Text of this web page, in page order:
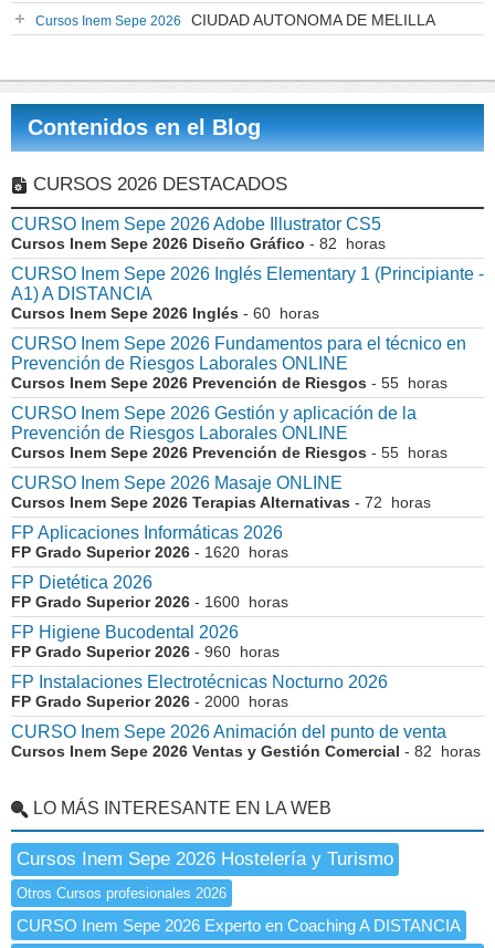
Cursos Inem Sepe 2026 CIUDAD AUTONOMA DE MELILLA
Contenidos en el Blog
CURSOS 2026 DESTACADOS
CURSO Inem Sepe 2026 Adobe Illustrator CS5
Cursos Inem Sepe 2026 Diseño Gráfico - 82 horas
CURSO Inem Sepe 2026 Inglés Elementary 1 (Principiante -
A1) A DISTANCIA
Cursos Inem Sepe 2026 Inglés - 60 horas
CURSO Inem Sepe 2026 Fundamentos para el técnico en
Prevención de Riesgos Laborales ONLINE
Cursos Inem Sepe 2026 Prevención de Riesgos - 55 horas
CURSO Inem Sepe 2026 Gestión y aplicación de la
Prevención de Riesgos Laborales ONLINE
Cursos Inem Sepe 2026 Prevención de Riesgos - 55 horas
CURSO Inem Sepe 2026 Masaje ONLINE
Cursos Inem Sepe 2026 Terapias Alternativas - 72 horas
FP Aplicaciones Informáticas 2026
FP Grado Superior 2026 - 1620 horas
FP Dietética 2026
FP Grado Superior 2026 - 1600 horas
FP Higiene Bucodental 2026
FP Grado Superior 2026 - 960 horas
FP Instalaciones Electrotécnicas Nocturno 2026
FP Grado Superior 2026 - 2000 horas
CURSO Inem Sepe 2026 Animación del punto de venta
Cursos Inem Sepe 2026 Ventas y Gestión Comercial - 82 horas
LO MÁS INTERESANTE EN LA WEB
Cursos Inem Sepe 2026 Hostelería y Turismo
Otros Cursos profesionales 2026
CURSO Inem Sepe 2026 Experto en Coaching A DISTANCIA